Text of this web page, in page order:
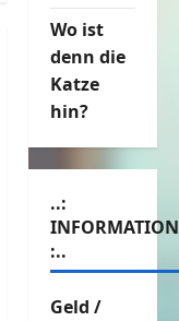
Wo ist
denn die
Katze
hin?
..:
:..
Geld /